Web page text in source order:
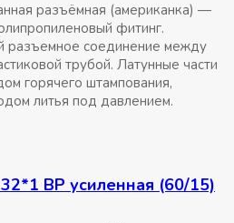
разъёмная (американка) —
фитинг.
разъемное соединение между
трубой. Латунные части
горячего штампования,
литья под давлением.
ВР усиленная (60/15)